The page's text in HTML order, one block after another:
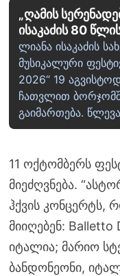
„ღამის
ისაკაძის 80
ლიანა ისაკაძის
მუსიკალური
2026“ 19
ჩათვლით
გაიმართება.
11 ოქტომბერს
მიეძღვნება.
ჰქვის კონცერტს,
მიიღებენ:
იტალია; მარიო
ბანდონეონი,